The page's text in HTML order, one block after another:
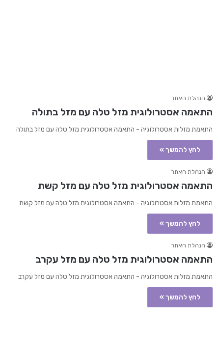
הנהלת האתר
התאמה אסטרולוגית מזל טלה עם מזל בתולה
התאמת מזלות אסטרולוגיה - התאמה אסטרולוגית מזל טלה עם מזל בתולה
לחץ להמשך »
הנהלת האתר
התאמה אסטרולוגית מזל טלה עם מזל קשת
התאמת מזלות אסטרולוגיה - התאמה אסטרולוגית מזל טלה עם מזל קשת
לחץ להמשך »
הנהלת האתר
התאמה אסטרולוגית מזל טלה עם מזל עקרב
התאמת מזלות אסטרולוגיה - התאמה אסטרולוגית מזל טלה עם מזל עקרב
לחץ להמשך »